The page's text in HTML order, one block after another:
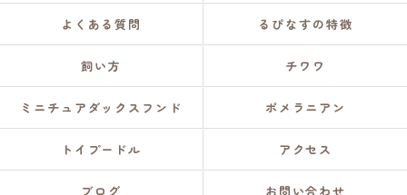
よくある質問 るぴなすの特徴
飼い方 チワワ
ミニチュアダックスフンド ポメラニアン
トイプードル アクセス
ブログ お問い合わせ